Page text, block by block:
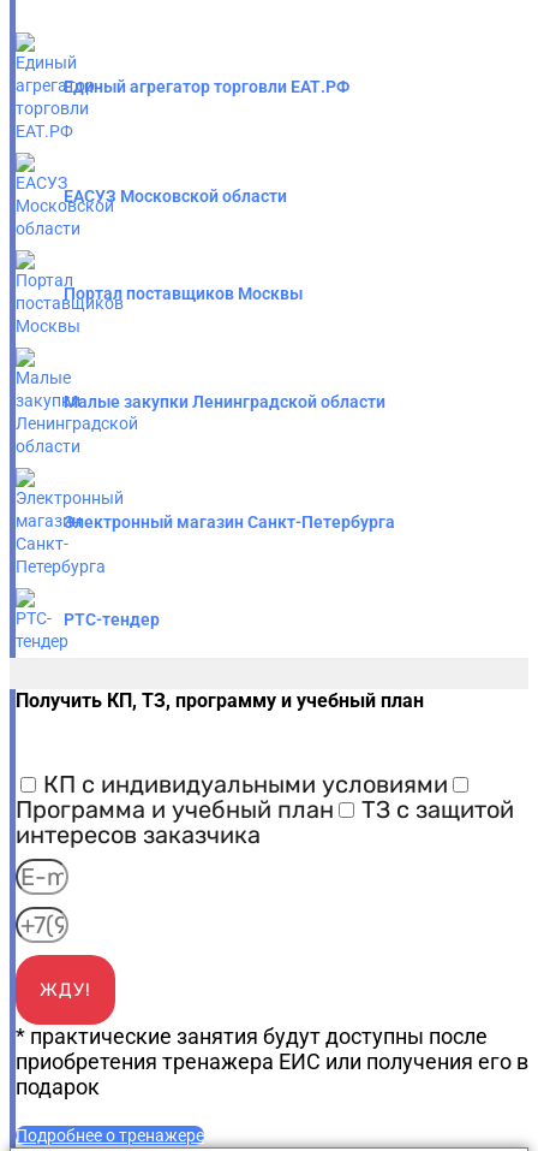
Единый агрегатор торговли ЕАТ.РФ
ЕАСУЗ Московской области
Портал поставщиков Москвы
Малые закупки Ленинградской области
Электронный магазин Санкт-Петербурга
РТС-тендер
Получить КП, ТЗ, программу и учебный план
КП с индивидуальными условиями
Программа и учебный план
ТЗ с защитой
интересов заказчика
ЖДУ!
* практические занятия будут доступны после
приобретения тренажера ЕИС или получения его в
подарок
Подробнее о тренажере